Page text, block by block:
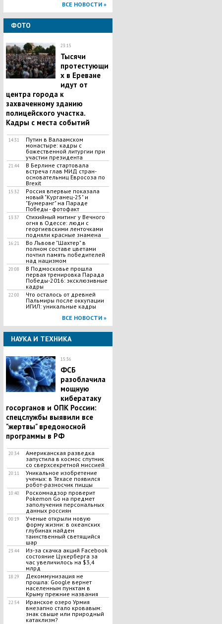
ВСЕ НОВОСТИ »
ФОТО
23:15
Тысячи
протестующи
х в Ереване
идут от
центра города к
захваченному зданию
полицейского участка.
Кадры с места событий
14:31
Путин в Валаамском
монастыре: кадры с
божественной литургии при
участии президента
21:44
В Берлине стартовала
встреча глав МИД стран-
основательниц Евросоза по
Brexit
15:32
Россия впервые показала
новый "Курганец-25" и
"Бумеранг" на Параде
Победы - фотофакт
13:37
Стихийный митинг у Вечного
огня в Одессе: люди с
георгиевскими ленточками
подняли красные знамена
16:21
Во Львове "Шахтер" в
полном составе цветами
почтил память победителей
над нацизмом
20:08
В Подмосковье прошла
первая тренировка Парада
Победы-2016: эксклюзивные
кадры
22:00
Что осталось от древней
Пальмиры после оккупации
ИГИЛ: уникальные кадры
ВСЕ НОВОСТИ »
НАУКА И ТЕХНИКА
15:36
​ФСБ
разоблачила
мощную
кибератаку
госорганов и ОПК России:
спецслужбы выявили все
"жертвы" вредоносной
программы в РФ
20:34
Американская разведка
запустила в космос спутник
со сверхсекретной миссией
20:11
Уникальное изобретение
ученых: в Техасе появился
робот-разносчик пиццы
10:40
Роскомнадзор проверит
Pokemon Go на предмет
заполучения персональных
данных россиян
00:19
Ученые открыли новую
форму жизни: в океанских
глубинах найден
таинственный светящийся
шар
23:44
Из-за скачка акций Facebook
cостояние Цукерберга за
час увеличилось на $3,4
млрд
18:29
Декоммунизация не
прошла: Google вернет
населенным пунктам в
Крыму прежние названия
22:54
Иранское озеро Урмия
внезапно стало кровавым:
знак свыше или природный
катаклизм?